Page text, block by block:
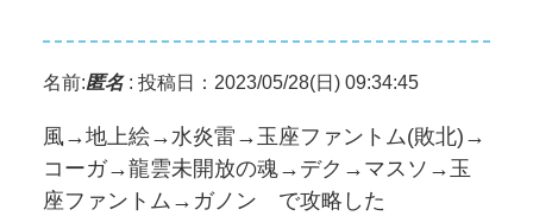
名前:匿名: 投稿日：2023/05/28(日) 09:34:45
風→地上絵→水炎雷→玉座ファントム(敗北)→
コーガ→龍雲未開放の魂→デク→マスソ→玉
座ファントム→ガノン で攻略した